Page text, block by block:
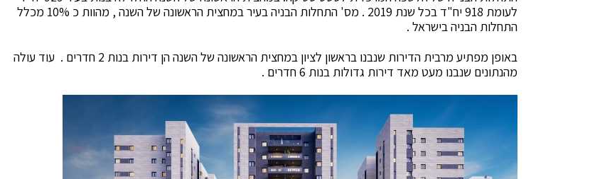
לעומת 918 יח"ד בכל שנת 2019 . מס' התחלות הבניה בעיר במחצית הראשונה של השנה , מהוות כ 10% מכלל
התחלות הבניה בישראל .
באופן מפתיע מרבית הדירות שנבנו בראשון לציון במחצית הראשונה של השנה הן דירות בנות 2 חדרים . עוד עולה
מהנתונים שנבנו מעט מאד דירות גדולות בנות 6 חדרים .